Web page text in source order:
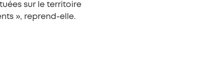
sur le territoire
», reprend-elle.